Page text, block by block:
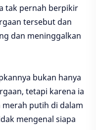
tak pernah berpikir
tersebut dan
dan meninggalkan
bukan hanya
tetapi karena ia
putih di dalam
mengenal siapa